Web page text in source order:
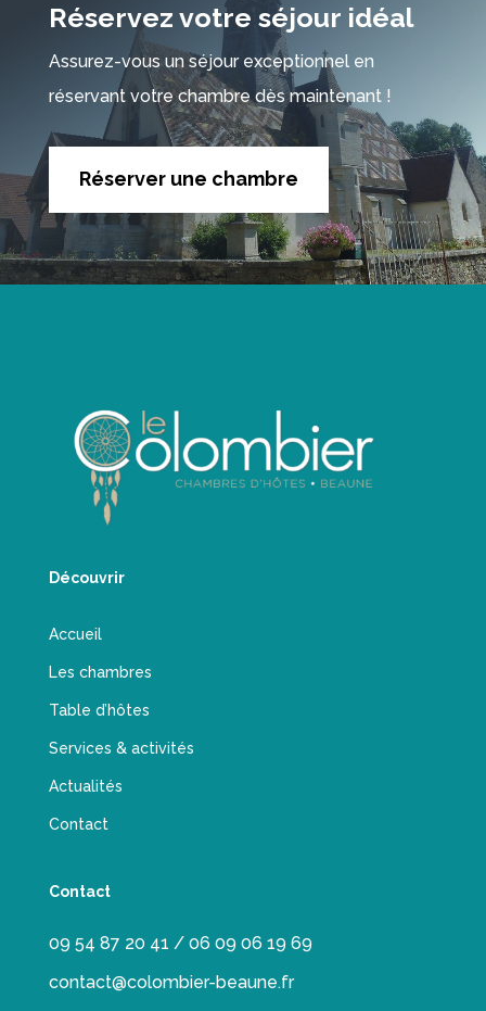
Réservez votre séjour idéal
Assurez-vous un séjour exceptionnel en
réservant votre chambre dès maintenant !
Réserver une chambre
Découvrir
Accueil
Les chambres
Table d’hôtes
Services & activités
Actualités
Contact
Contact
09 54 87 20 41 / 06 09 06 19 69
contact@colombier-beaune.fr